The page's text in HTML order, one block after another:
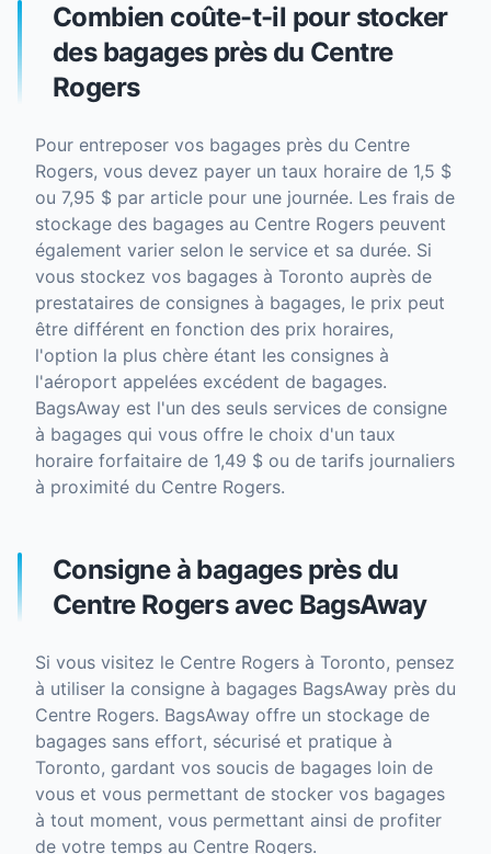
Combien coûte-t-il pour stocker
des bagages près du Centre
Rogers
Pour entreposer vos bagages près du Centre
Rogers, vous devez payer un taux horaire de 1,5 $
ou 7,95 $ par article pour une journée. Les frais de
stockage des bagages au Centre Rogers peuvent
également varier selon le service et sa durée. Si
vous stockez vos bagages à Toronto auprès de
prestataires de consignes à bagages, le prix peut
être différent en fonction des prix horaires,
l'option la plus chère étant les consignes à
l'aéroport appelées excédent de bagages.
BagsAway est l'un des seuls services de consigne
à bagages qui vous offre le choix d'un taux
horaire forfaitaire de 1,49 $ ou de tarifs journaliers
à proximité du Centre Rogers.
Consigne à bagages près du
Centre Rogers avec BagsAway
Si vous visitez le Centre Rogers à Toronto, pensez
à utiliser la consigne à bagages BagsAway près du
Centre Rogers. BagsAway offre un stockage de
bagages sans effort, sécurisé et pratique à
Toronto, gardant vos soucis de bagages loin de
vous et vous permettant de stocker vos bagages
à tout moment, vous permettant ainsi de profiter
de votre temps au Centre Rogers.